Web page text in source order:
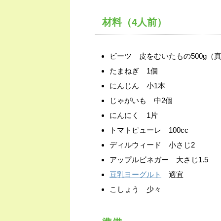
材料（4人前）
ビーツ 皮をむいたもの500g（真
たまねぎ 1個
にんじん 小1本
じゃがいも 中2個
にんにく 1片
トマトピューレ 100cc
ディルウィード 小さじ2
アップルビネガー 大さじ1.5
豆乳ヨーグルト
適宜
こしょう 少々